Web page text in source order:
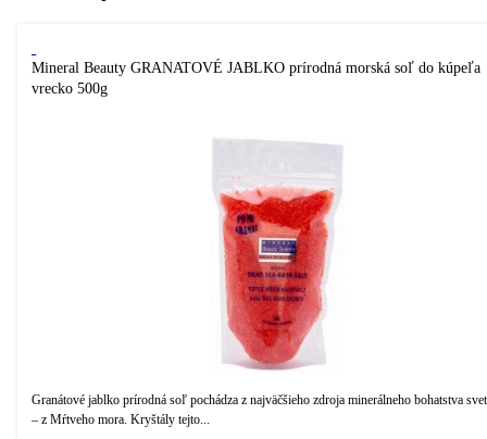
Mineral Beauty GRANATOVÉ JABLKO prírodná morská soľ do kúpeľa
vrecko 500g
Granátové jablko prírodná soľ pochádza z najväčšieho zdroja minerálneho bohatstva
– z Mŕtveho mora. Kryštály tejto...